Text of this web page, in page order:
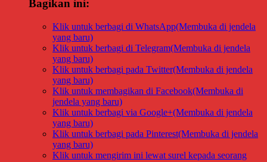
Bagikan ini:
Klik untuk berbagi di WhatsApp(Membuka di jendela
yang baru)
Klik untuk berbagi di Telegram(Membuka di jendela
yang baru)
Klik untuk berbagi pada Twitter(Membuka di jendela
yang baru)
Klik untuk membagikan di Facebook(Membuka di
jendela yang baru)
Klik untuk berbagi via Google+(Membuka di jendela
yang baru)
Klik untuk berbagi pada Pinterest(Membuka di jendela
yang baru)
Klik untuk mengirim ini lewat surel kepada seorang